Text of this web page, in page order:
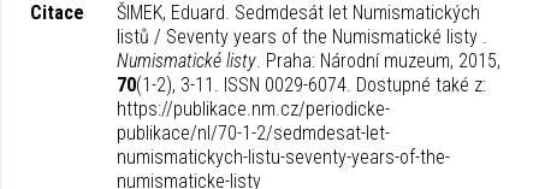
Citace
ŠIMEK, Eduard. Sedmdesát let Numismatických
listů / Seventy years of the Numismatické listy .
Numismatické listy. Praha: Národní muzeum, 2015,
70(1-2), 3-11. ISSN 0029-6074. Dostupné také z:
https://publikace.nm.cz/periodicke-
publikace/nl/70-1-2/sedmdesat-let-
numismatickych-listu-seventy-years-of-the-
numismaticke-listy